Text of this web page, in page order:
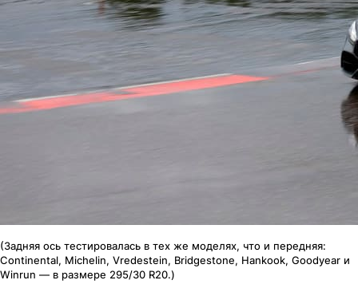
(Задняя ось тестировалась в тех же моделях, что и передняя:
Continental, Michelin, Vredestein, Bridgestone, Hankook, Goodyear и
Winrun — в размере 295/30 R20.)